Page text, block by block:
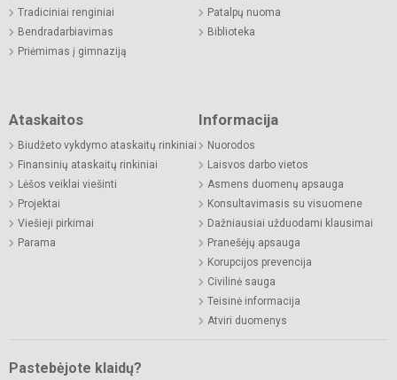
Tradiciniai renginiai
Bendradarbiavimas
Priėmimas į gimnaziją
Patalpų nuoma
Biblioteka
Ataskaitos
Biudžeto vykdymo ataskaitų rinkiniai
Finansinių ataskaitų rinkiniai
Lėšos veiklai viešinti
Projektai
Viešieji pirkimai
Parama
Informacija
Nuorodos
Laisvos darbo vietos
Asmens duomenų apsauga
Konsultavimasis su visuomene
Dažniausiai užduodami klausimai
Pranešėjų apsauga
Korupcijos prevencija
Civilinė sauga
Teisinė informacija
Atviri duomenys
Pastebėjote klaidų?